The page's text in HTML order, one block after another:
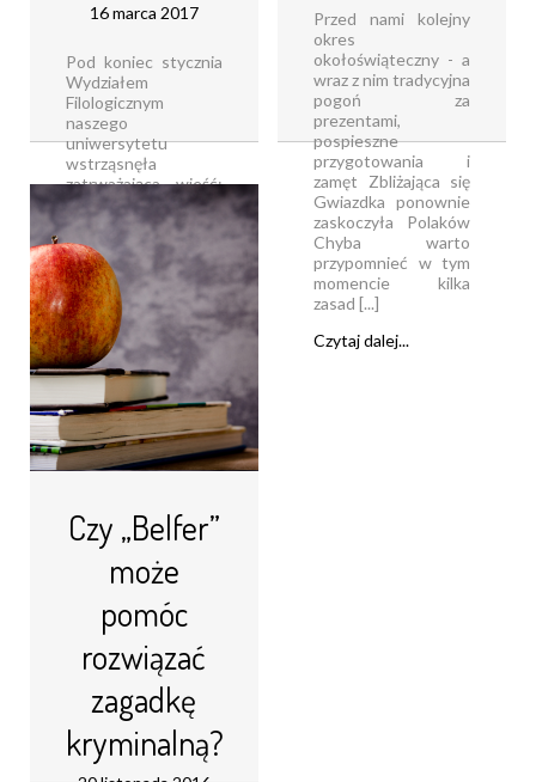
16 marca 2017
Pod koniec stycznia
Wydziałem
Filologicznym
naszego
uniwersytetu
wstrząsnęła
zatrważająca wieść:
oto nasza biblioteka
wydziałowa ma
zostać zlikwidowana
Najbardziej
zaczytane
towarzystwo w
niemal całych
Katowicach zostanie
bez książek A [...]
Czytaj dalej...
Przed nami kolejny
okres
okołoświąteczny - a
wraz z nim tradycyjna
pogoń za
prezentami,
pospieszne
przygotowania i
zamęt Zbliżająca się
Gwiazdka ponownie
zaskoczyła Polaków
Chyba warto
przypomnieć w tym
momencie kilka
zasad [...]
Czytaj dalej...
Czy „Belfer”
może
pomóc
rozwiązać
zagadkę
kryminalną?